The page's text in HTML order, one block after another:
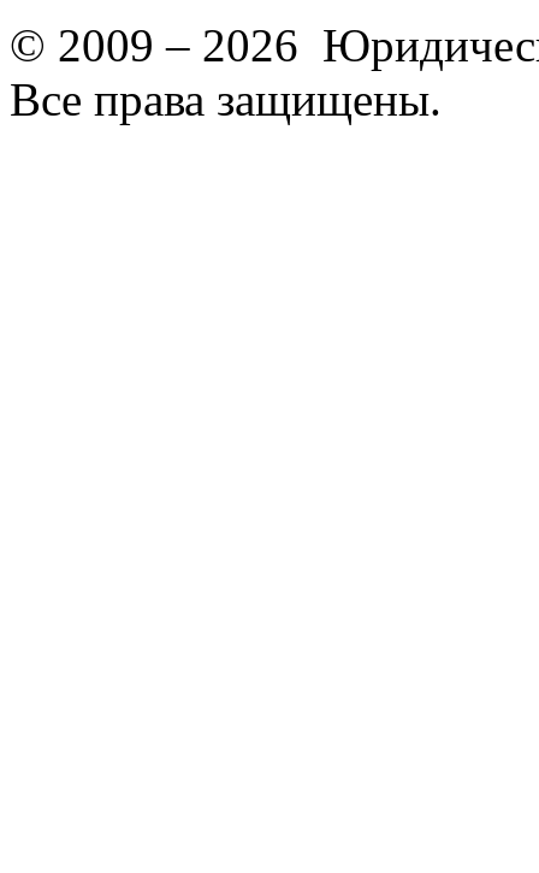
© 2009 – 2026
Все права защищены.